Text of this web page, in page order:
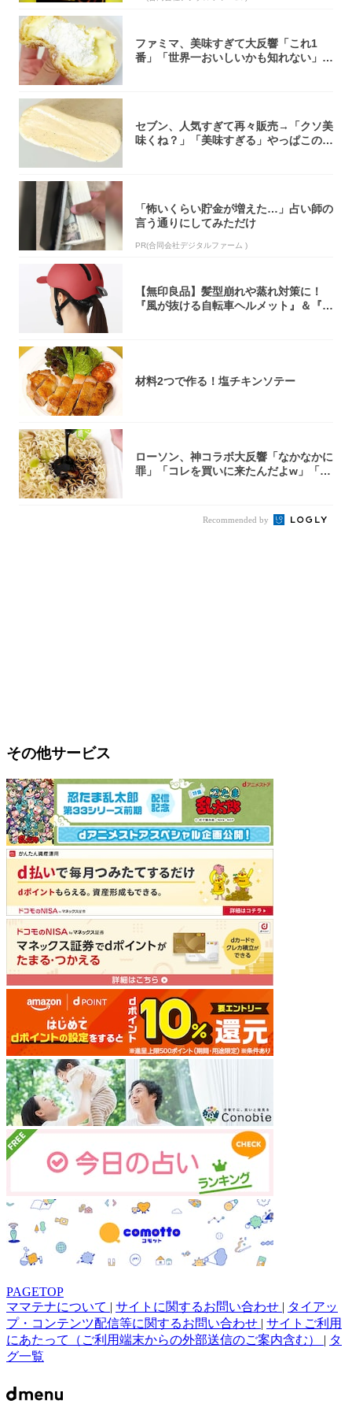
ファミマ、美味すぎて大反響「これ1
番」「世界一おいしいかも知れない」
セブン、人気すぎて再々販売→「クソ美
味くね？」「美味すぎる」やっぱこのク
「怖いくらい貯金が増えた…」占い師の
言う通りにしてみただけ
PR(合同会社デジタルファーム )
【無印良品】髪型崩れや蒸れ対策に！
『風が抜ける自転車ヘルメット』＆『2
材料2つで作る！塩チキンソテー
ローソン、神コラボ大反響「なかなかに
罪」「コレを買いに来たんだよw」「３
Recommended by
その他サービス
PAGETOP
ママテナについて | サイトに関するお問い合わせ | タイアッ
プ・コンテンツ配信等に関するお問い合わせ | サイトご利用
にあたって（ご利用端末からの外部送信のご案内含む） | タ
グ一覧